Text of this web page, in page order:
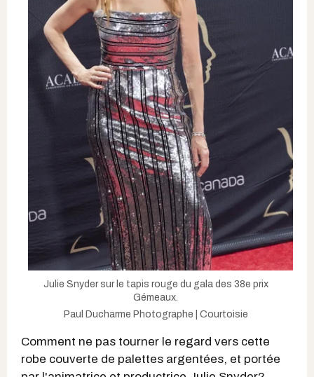
Julie Snyder sur le tapis rouge du gala des 38e prix
Gémeaux.
Paul Ducharme Photographe | Courtoisie
​Comment ne pas tourner le regard vers cette
robe couverte de palettes argentées, et portée